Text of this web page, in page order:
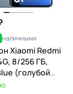
наличными
Xiaomi Redmi
8/256 ГБ,
(голубой